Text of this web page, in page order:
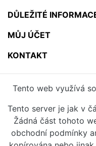
DŮLEŽITÉ
MŮJ ÚČET
KONTAKT
Tento web využívá
Tento server je jak v
Žádná část tohoto
obchodní podmínky